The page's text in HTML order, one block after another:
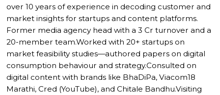
over 10 years of experience in decoding customer and
market insights for startups and content platforms.
Former media agency head with a ₹3 Cr turnover and a
20-member team.Worked with 20+ startups on
market feasibility studies—authored papers on digital
consumption behaviour and strategy.Consulted on
digital content with brands like BhaDiPa, Viacom18
Marathi, Cred (YouTube), and Chitale Bandhu.Visiting